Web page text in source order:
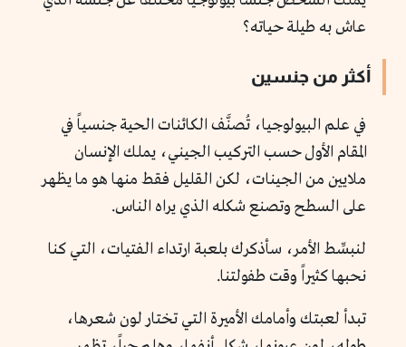
عاش به طيلة حياته؟
أكثر من جنسين
في علم البيولوجيا، تُصنَّف الكائنات الحية جنسياً في
المقام الأول حسب التركيب الجيني، يملك الإنسان
ملايين من الجينات، لكن القليل فقط منها هو ما يظهر
على السطح وتصنع شكله الذي يراه الناس.
لنبسِّط الأمر، سأذكرك بلعبة ارتداء الفتيات، التي كنا
نحبها كثيراً وقت طفولتنا.
تبدأ لعبتك وأمامك الأميرة التي تختار لون شعرها،